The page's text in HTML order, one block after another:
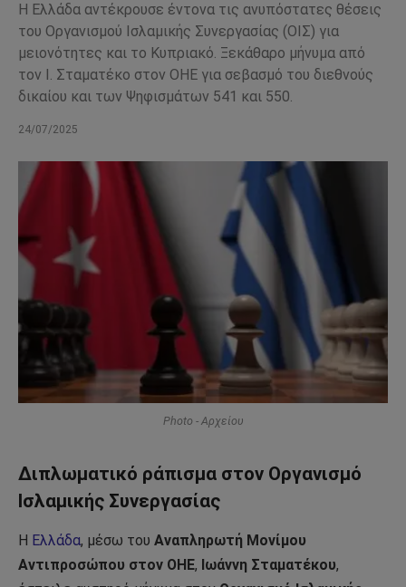
Η Ελλάδα αντέκρουσε έντονα τις ανυπόστατες θέσεις
του Οργανισμού Ισλαμικής Συνεργασίας (ΟΙΣ) για
μειονότητες και το Κυπριακό. Ξεκάθαρο μήνυμα από
τον Ι. Σταματέκο στον ΟΗΕ για σεβασμό του διεθνούς
δικαίου και των Ψηφισμάτων 541 και 550.
24/07/2025
Photo - Αρχείου
Διπλωματικό ράπισμα στον Οργανισμό
Ισλαμικής Συνεργασίας
Η Ελλάδα, μέσω του Αναπληρωτή Μονίμου
Αντιπροσώπου στον ΟΗΕ, Ιωάννη Σταματέκου,